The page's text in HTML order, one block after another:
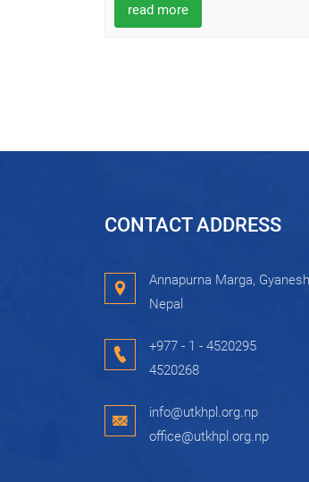
read more
CONTACT ADDRESS
Annapurna Marga,
Nepal
+977 - 1 - 4520295
4520268
info@utkhpl.org.np
office@utkhpl.org.np